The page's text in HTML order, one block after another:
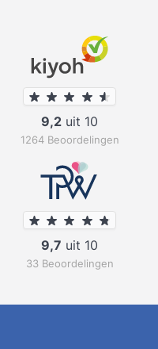
9,2 uit 10
1264 Beoordelingen
9,7 uit 10
33 Beoordelingen